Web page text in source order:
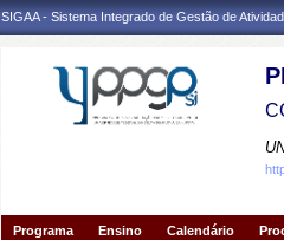
SIGAA - Sistema Integrado de Gestão de
Programa Ensino Calendário